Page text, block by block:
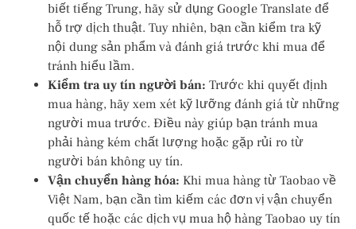
biết tiếng Trung, hãy sử dụng Google Translate để
hỗ trợ dịch thuật. Tuy nhiên, bạn cần kiểm tra kỹ
nội dung sản phẩm và đánh giá trước khi mua để
tránh hiểu lầm.
Kiểm tra uy tín người bán: Trước khi quyết định
mua hàng, hãy xem xét kỹ lưỡng đánh giá từ những
người mua trước. Điều này giúp bạn tránh mua
phải hàng kém chất lượng hoặc gặp rủi ro từ
người bán không uy tín.
Vận chuyển hàng hóa: Khi mua hàng từ Taobao về
Việt Nam, bạn cần tìm kiếm các đơn vị vận chuyển
quốc tế hoặc các dịch vụ mua hộ hàng Taobao uy tín